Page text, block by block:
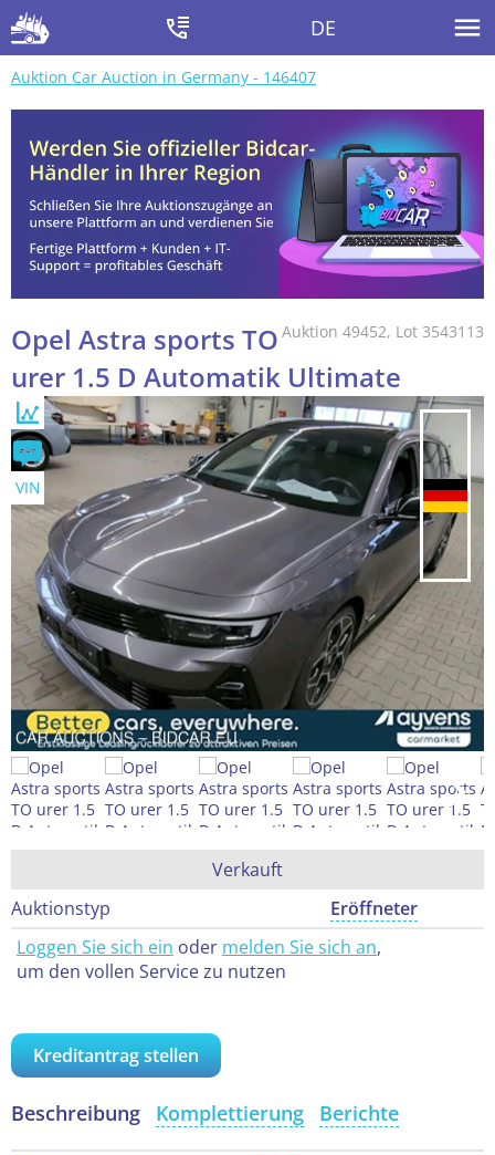
DE
Auktion Car Auction in Germany - 146407
Auktion 49452, Lot 3543113
Opel Astra sports TO
urer 1.5 D Automatik Ultimate
VIN
Verkauft
Auktionstyp
Eröffneter
Loggen Sie sich ein oder melden Sie sich an,
um den vollen Service zu nutzen
Kreditantrag stellen
Beschreibung Komplettierung Berichte